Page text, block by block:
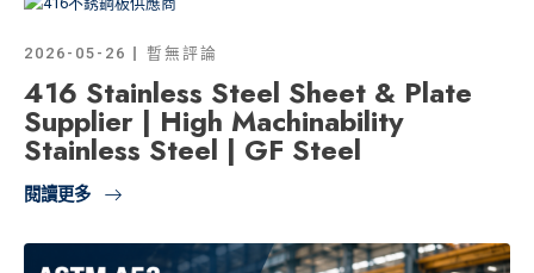
2026-05-26 暫無評論
416 Stainless Steel Sheet & Plate
Supplier | High Machinability
Stainless Steel | GF Steel
閱讀更多